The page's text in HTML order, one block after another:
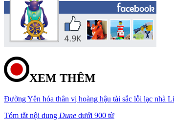
XEM THÊM
Đường Yên hóa thân vị hoàng hậu tài sắc lỗi lạc nhà
Tóm tắt nội dung Dune dưới 900 từ